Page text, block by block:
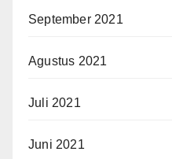
September 2021
Agustus 2021
Juli 2021
Juni 2021